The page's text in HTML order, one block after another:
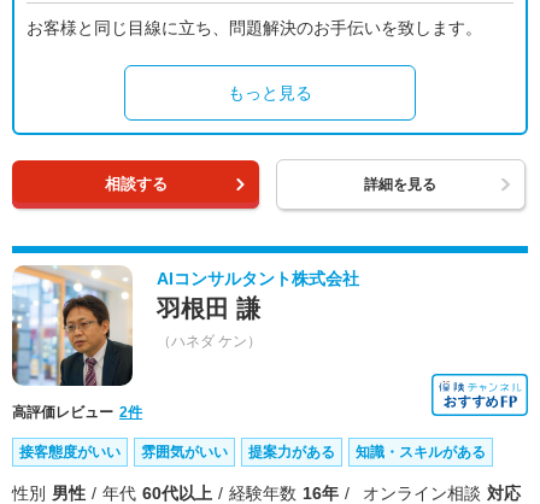
お客様と同じ目線に立ち、問題解決のお手伝いを致します。
もっと見る
相談する 詳細を見る
AIコンサルタント株式会社
羽根田 謙
（ハネダ ケン）
高評価レビュー 2件
接客態度がいい 雰囲気がいい 提案力がある 知識・スキルがある
性別 男性 年代 60代以上 経験年数 16年 オンライン相談 対応